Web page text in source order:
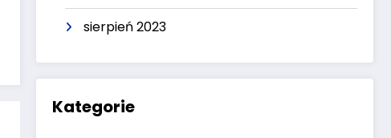
sierpień 2023
Kategorie